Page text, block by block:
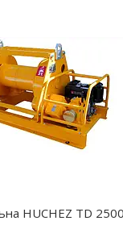
HUCHEZ TD